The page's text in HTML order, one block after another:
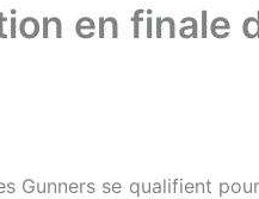
en finale
Gunners se qualifient